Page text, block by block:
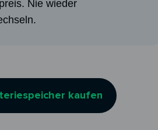
Nie wieder
kaufen